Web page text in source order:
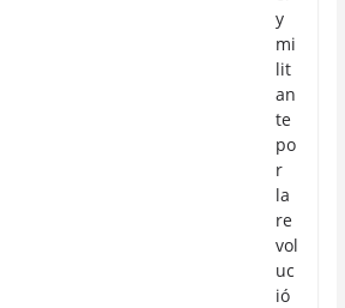
y
mi
lit
an
te
po
r
la
re
vol
uc
ió